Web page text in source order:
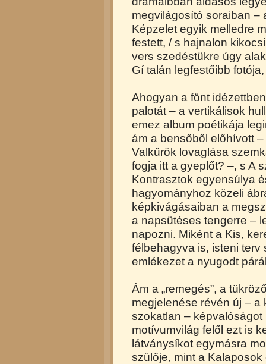
megvilágosító soraiban –
Képzelet egyik melledre
festett, / s hajnalon
vers szedéstükre úgy
Gí talán legfestőibb
Ahogyan a fönt
palotát – a vertikálisok
emez album poétikája
ám a bensőből előhívott
Valkűrök lovaglása
fogja itt a gyeplőt? –, s A
Kontrasztok egyensúlya
hagyományhoz közeli
képkivágásaiban a
a napsütéses tengerre –
napozni. Miként a Kis,
félbehagyva is, isteni terv
emlékezet a nyugodt
Ám a „remegés”, a
megjelenése révén új – a
szokatlan –
motívumvilág felől ezt is
látványsíkot egymásra
szülője, mint a